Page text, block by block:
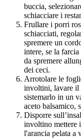
buccia,
schiacciare i
Frullare i porri
schiacciati,
spremere un
intere, se la farcia
da spremere
dei ceci.
Arrotolare le
involtini, lavare il
sistemarlo in un
aceto balsamico,
Disporre
involtino mettere
l'arancia pelata a